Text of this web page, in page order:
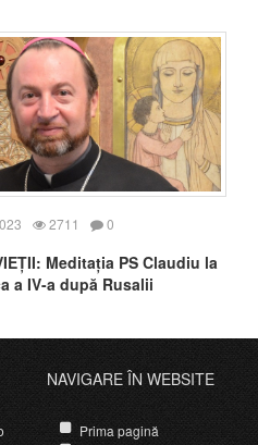
2711 0
Meditația PS Claudiu la
a IV-a după Rusalii
NAVIGARE ÎN WEBSITE
Prima pagină